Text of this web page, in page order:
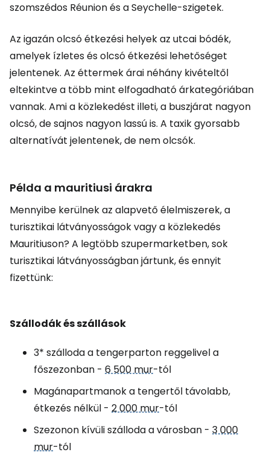
szomszédos Réunion és a Seychelle-szigetek.
Az igazán olcsó étkezési helyek az utcai bódék,
amelyek ízletes és olcsó étkezési lehetőséget
jelentenek. Az éttermek árai néhány kivételtől
eltekintve a több mint elfogadható árkategóriában
vannak. Ami a közlekedést illeti, a buszjárat nagyon
olcsó, de sajnos nagyon lassú is. A taxik gyorsabb
alternatívát jelentenek, de nem olcsók.
Példa a mauritiusi árakra
Mennyibe kerülnek az alapvető élelmiszerek, a
turisztikai látványosságok vagy a közlekedés
Mauritiuson? A legtöbb szupermarketben, sok
turisztikai látványosságban jártunk, és ennyit
fizettünk:
Szállodák és szállások
3* szálloda a tengerparton reggelivel a
főszezonban - 6 500 mur-tól
Magánapartmanok a tengertől távolabb,
étkezés nélkül - 2 000 mur-tól
Szezonon kívüli szálloda a városban - 3 000
mur-tól